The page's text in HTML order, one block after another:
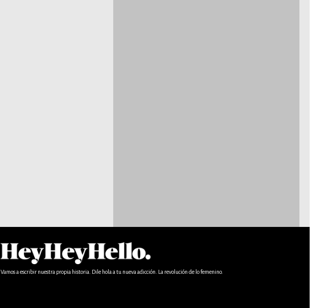
Vamos a escribir nuestra propia historia. Dile hola a tu nueva adicción. La revolución de lo femenino.